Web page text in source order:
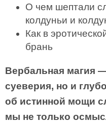
О чем шептали
колдуньи и
Как в
брань
Вербальная магия
суеверия, но и
об истинной мощи
мы не только